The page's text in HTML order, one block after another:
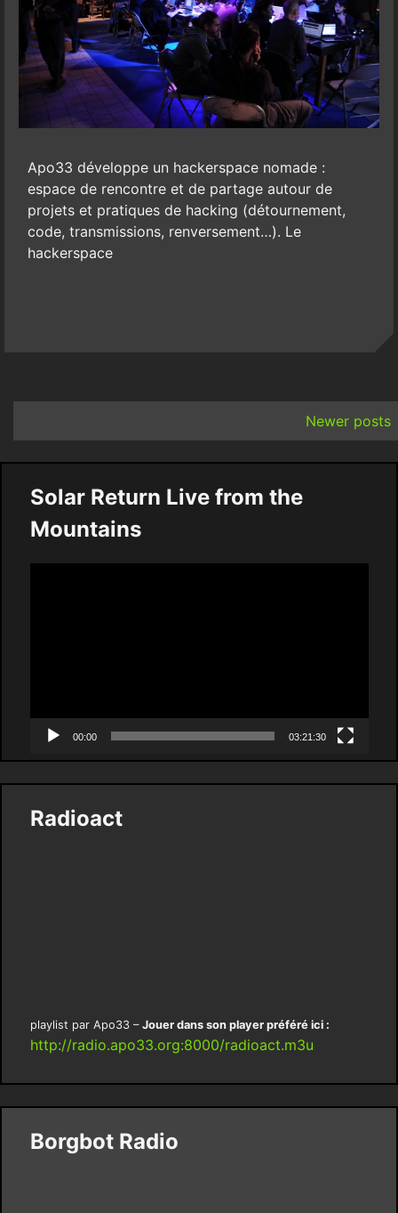
Apo33 développe un hackerspace nomade :
espace de rencontre et de partage autour de
projets et pratiques de hacking (détournement,
code, transmissions, renversement…). Le
hackerspace
navigation
Newer posts
Solar Return Live from the
Mountains
00:00 03:21:30
Radioact
playlist par Apo33 – Jouer dans son player préféré ici :
http://radio.apo33.org:8000/radioact.m3u
Borgbot Radio